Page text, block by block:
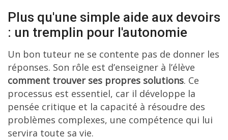
Plus qu'une simple aide aux devoirs
: un tremplin pour l'autonomie
Un bon tuteur ne se contente pas de donner les
réponses. Son rôle est d’enseigner à l’élève
comment trouver ses propres solutions. Ce
processus est essentiel, car il développe la
pensée critique et la capacité à résoudre des
problèmes complexes, une compétence qui lui
servira toute sa vie.